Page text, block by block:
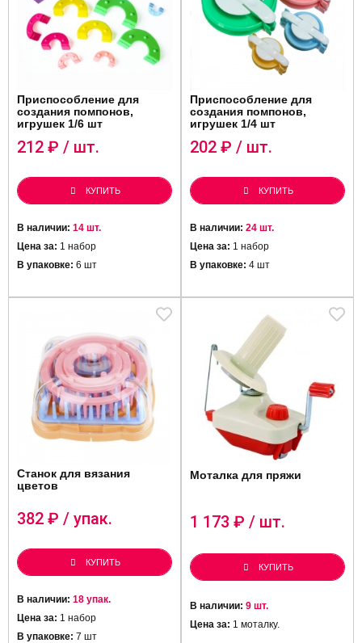
Приспособление для
создания помпонов,
игрушек 1/6 шт
212 ₽ / шт.
КУПИТЬ
В наличии: 14 шт.
Цена за: 1 набор
В упаковке: 6 шт
Приспособление для
создания помпонов,
игрушек 1/4 шт
202 ₽ / шт.
КУПИТЬ
В наличии: 24 шт.
Цена за: 1 набор
В упаковке: 4 шт
Станок для вязания
цветов
382 ₽ / упак.
КУПИТЬ
В наличии: 18 упак.
Цена за: 1 набор
В упаковке: 7 шт
Моталка для пряжи
1 173 ₽ / шт.
КУПИТЬ
В наличии: 9 шт.
Цена за: 1 моталку.